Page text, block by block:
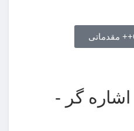
گر -